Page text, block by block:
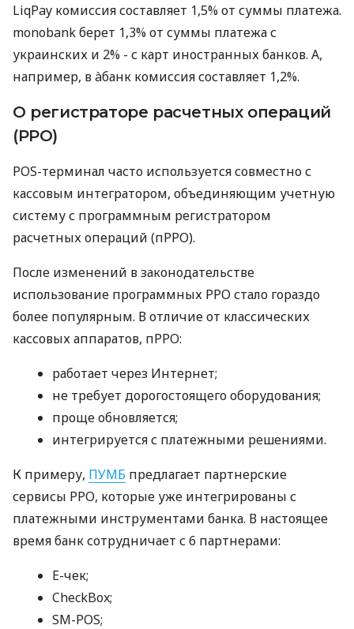
LiqPay комиссия составляет 1,5% от суммы платежа.
monobank берет 1,3% от суммы платежа с
украинских и 2% - с карт иностранных банков. А,
например, в àбанк комиссия составляет 1,2%.
О регистраторе расчетных операций
(РРО)
POS-терминал часто используется совместно с
кассовым интегратором, объединяющим учетную
систему с программным регистратором
расчетных операций (пРРО).
После изменений в законодательстве
использование программных РРО стало гораздо
более популярным. В отличие от классических
кассовых аппаратов, пРРО:
работает через Интернет;
не требует дорогостоящего оборудования;
проще обновляется;
интегрируется с платежными решениями.
К примеру, ПУМБ предлагает партнерские
сервисы РРО, которые уже интегрированы с
платежными инструментами банка. В настоящее
время банк сотрудничает с 6 партнерами:
E-чек;
CheckBox;
SM-POS;